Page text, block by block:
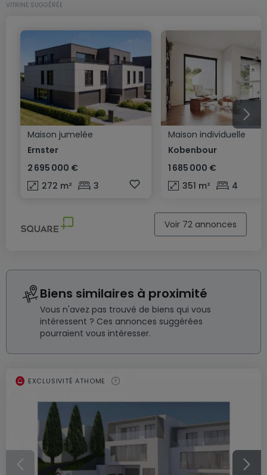
VITRINE SUGGÉRÉE
Maison jumelée
Ernster
2 695 000 €
272 m² 3
Maison individuelle
Kobenbour
1 685 000 €
351 m² 4
Voir 72 annonces
Biens similaires à proximité
Vous n'avez pas trouvé de biens qui vous
intéressent ? Ces annonces suggérées
pourraient vous intéresser.
EXCLUSIVITÉ ATHOME